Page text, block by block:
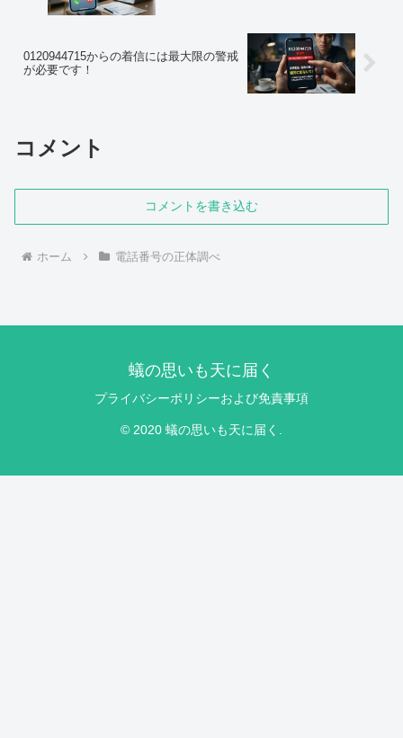
0120944715からの着信には最大限の警戒
が必要です！
コメント
コメントを書き込む
ホーム 電話番号の正体調べ
蟻の思いも天に届く
プライバシーポリシーおよび免責事項
© 2020 蟻の思いも天に届く.